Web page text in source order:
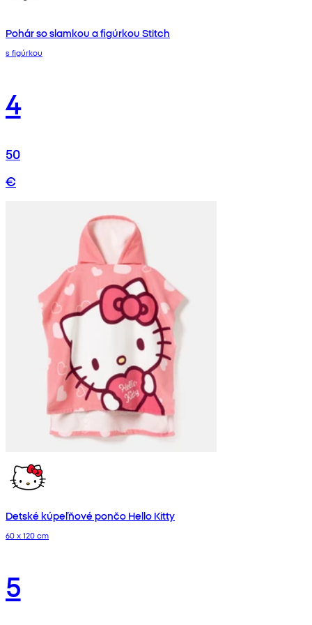
Pohár so slamkou a figúrkou Stitch
s figúrkou
4
50
€
Detské kúpeľňové pončo Hello Kitty
60 x 120 cm
5